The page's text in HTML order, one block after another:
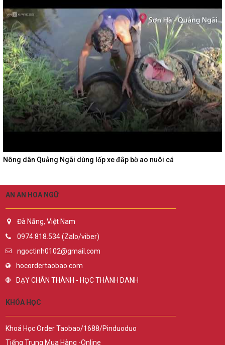
Nông dân Quảng Ngãi dùng lốp xe đắp bờ ao nuôi cá
AN AN HOA NGỮ
Đà Nẵng, Việt Nam
0974.818.534 (Zalo/viber)
ngoctinh0102@gmail.com
hocordertaobao.com
DẠY CHÂN THÀNH - HỌC THÀNH DANH
KHÓA HỌC
Khoá Học Order Taobao/1688/Pinduoduo
Tiếng Trung Mua Hàng -Online